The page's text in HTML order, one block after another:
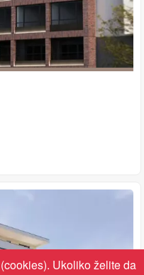
Ukoliko želite da